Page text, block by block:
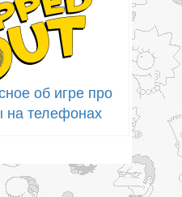
об игре про
на телефонах